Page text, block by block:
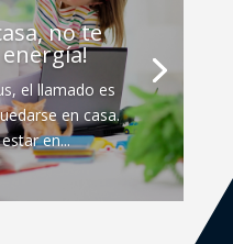
no te
el llamado es
en casa.
en...